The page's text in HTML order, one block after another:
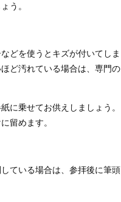
う。
どを使うとキズが付いてしま
ど汚れている場合は、専門の
に乗せてお供えしましょう。
留めます。
ている場合は、参拝後に筆頭